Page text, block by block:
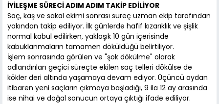
İYİLEŞME SÜRECİ ADIM ADIM TAKİP EDİLİYOR
Saç, kaş ve sakal ekimi sonrası süreç uzman ekip tarafından
yakından takip ediliyor. İlk günlerde hafif kızarıklık ve şişlik
normal kabul edilirken, yaklaşık 10 gün içerisinde
kabuklanmaların tamamen döküldüğü belirtiliyor.
İşlem sonrasında görülen ve "şok dökülme" olarak
adlandırılan geçici süreçte ekilen saç telleri dökülse de
kökler deri altında yaşamaya devam ediyor. Üçüncü aydan
itibaren yeni saçların çıkmaya başladığı, 9 ila 12 ay arasında
ise nihai ve doğal sonucun ortaya çıktığı ifade ediliyor.